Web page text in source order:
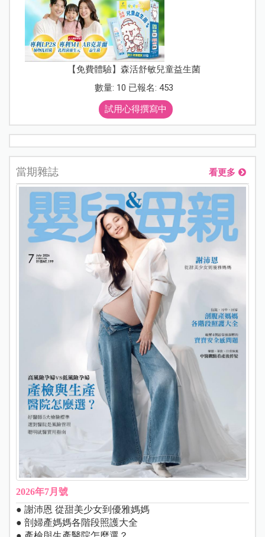
【免費體驗】森活舒敏兒童益生菌
數量: 10 已報名: 453
試用心得撰寫中
當期雜誌 看更多
2026年7月號
● 謝沛恩 從甜美少女到優雅媽媽
● 剖婦產媽媽各階段照護大全